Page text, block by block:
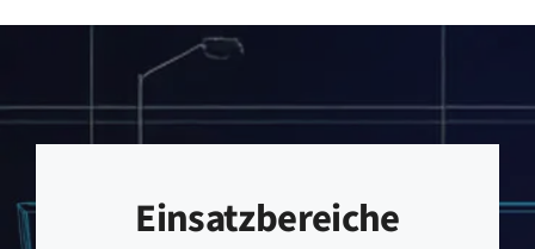
Einsatzbereiche